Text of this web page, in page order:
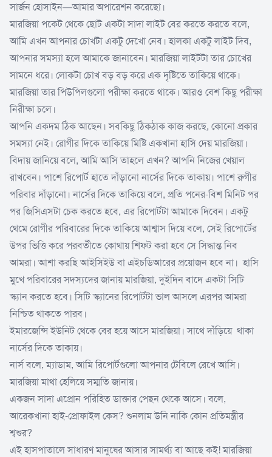
সার্জন হোসাইন—আমার অপারেশন করেছো।
মারজিয়া পকেট থেকে ছোট একটা সাদা লাইট বের করতে করতে বলে,
আমি এখন আপনার চোখটা একটু দেখো নেব। হালকা একটু লাইট দিব,
আপনার সমস্যা হলে আমাকে জানাবেন। মারজিয়া লাইটটা তার চোখের
সামনে ধরে। লোকটা চোখ বড় বড় করে এক দৃষ্টিতে তাকিয়ে থাকে।
মারজিয়া তার পিউপিলগুলো পরীক্ষা করতে থাকে। আরও বেশ কিছু পরীক্ষা
নিরীক্ষা চলে।
আপনি একদম ঠিক আছেন। সবকিছু ঠিকঠাক কাজ করছে, কোনো প্রকার
সমস্যা নেই। রোগীর দিকে তাকিয়ে মিষ্টি একখানা হাসি দেয় মারজিয়া।
বিদায় জানিয়ে বলে, আমি আসি তাহলে এখন? আপনি নিজের খেয়াল
রাখবেন। পাশে রিপোর্ট হাতে দাঁড়ানো নার্সের দিকে তাকায়। পাশে রুগীর
পরিবার দাঁড়ানো। নার্সের দিকে তাকিয়ে বলে, প্রতি পনের-বিশ মিনিট পর
পর জিসিএসটা চেক করতে হবে, এর রিপোর্টটা আমাকে দিবেন। একটু
থেমে রোগীর পরিবারের দিকে তাকিয়ে আশ্বাস দিয়ে বলে, সেই রিপোর্টের
উপর ভিত্তি করে পরবর্তীতে কোথায় শিফট করা হবে সে সিদ্ধান্ত নিব
আমরা। আশা করছি আইসিইউ বা এইচডিআরের প্রয়োজন হবে না। হাসি
মুখে পরিবারের সদস্যদের জানায় মারজিয়া, দুইদিন বাদে একটা সিটি
স্ক্যান করতে হবে। সিটি স্ক্যানের রিপোর্টটা ভাল আসলে এরপর আমরা
নিশ্চিত থাকতে পারব।
ইমারজেন্সি ইউনিট থেকে বের হয়ে আসে মারজিয়া। সাথে দাঁড়িয়ে থাকা
নার্সের দিকে তাকায়।
নার্স বলে, ম্যাডাম, আমি রিপোর্টগুলো আপনার টেবিলে রেখে আসি।
মারজিয়া মাথা হেলিয়ে সম্মতি জানায়।
একজন সাদা এপ্রোন পরিহিত ডাক্তার পেছন থেকে আসে। বলে,
আরেকখানা হাই-প্রোফাইল কেস? শুনলাম উনি নাকি কোন প্রতিমন্ত্রীর
শ্বশুর?
এই হাসপাতালে সাধারণ মানুষের আসার সামর্থ্য বা আছে কই! মারজিয়া